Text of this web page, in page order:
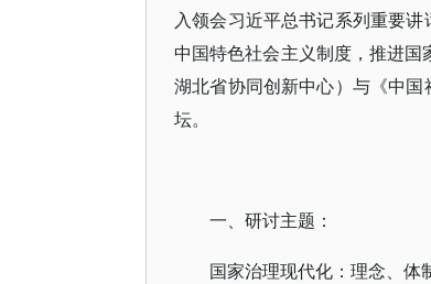
入领会习近平总书记系列重要
中国特色社会主义制度，推进
湖北省协同创新中心）与《中
坛。
一、研讨主题：
国家治理现代化：理念、体